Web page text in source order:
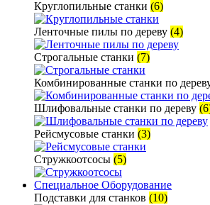
Круглопильные станки (6)
Ленточные пилы по дереву (4)
Строгальные станки (7)
Комбинированные станки по
Шлифовальные станки по дереву
Рейсмусовые станки (3)
Стружкоотсосы (5)
Специальное Оборудование
Подставки для станков (10)